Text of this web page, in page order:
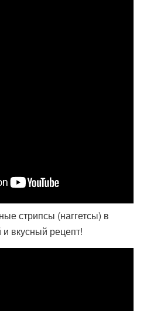
стрипсы (наггетсы) в
вкусный рецепт!